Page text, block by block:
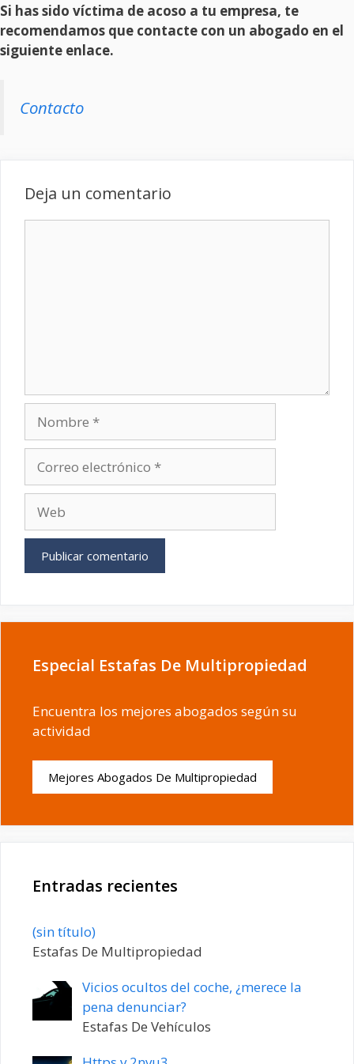
Si has sido víctima de acoso a tu empresa, te
recomendamos que contacte con un abogado en el
siguiente enlace.
Contacto
Deja un comentario
electrónico
Especial Estafas De Multipropiedad
Encuentra los mejores abogados según su
actividad
Mejores Abogados De Multipropiedad
Entradas recientes
(sin título)Entrada
20198
Estafas De Multipropiedad
Vicios ocultos del coche, ¿merece la
pena denunciar?
Estafas De Vehículos